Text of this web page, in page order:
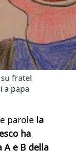
fratel
a papa
parole la
ha
e B della